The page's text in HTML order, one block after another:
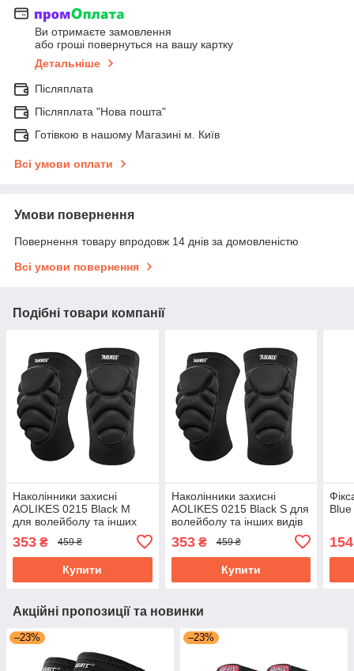
Ви отримаєте замовлення
або гроші повернуться на вашу картку
Детальніше
Післяплата
Післяплата "Нова пошта"
Готівкою в нашому Магазині м. Київ
Всі умови оплати
Умови повернення
Повернення товару впродовж 14 днів за домовленістю
Всі умови повернення
Подібні товари компанії
Наколінники захисні
AOLIKES 0215 Black M
для волейболу та інших
353 ₴ 459 ₴
Купити
Наколінники захисні
AOLIKES 0215 Black S для
волейболу та інших видів
353₴ 459 ₴
Купити
Blue
154
Акційні пропозиції та новинки
–23% –23%